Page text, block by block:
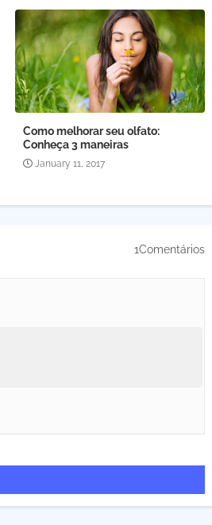
Como melhorar seu olfato:
Conheça 3 maneiras
January 11, 2017
1Comentários